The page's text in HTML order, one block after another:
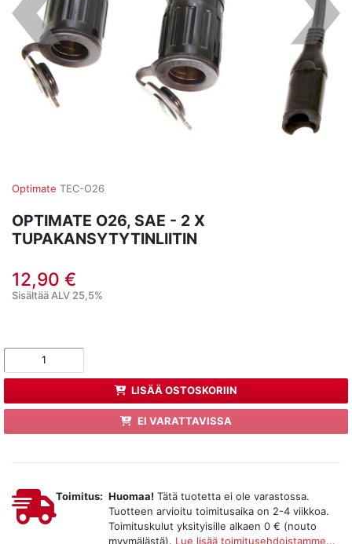
Optimate TEC-O26
OPTIMATE O26, SAE - 2 X
TUPAKANSYTYTINLIITIN
12,90 €
Sisältää ALV 25,5%
LISÄÄ OSTOSKORIIN
EI VARATTAVISSA
Toimitus: Huomaa! Tätä tuotetta ei ole varastossa.
Tuotteen arvioitu toimitusaika on 2-4 viikkoa.
Toimituskulut yksityisille alkaen 0 € (nouto
myymälästä). Lue lisää toimitusehdoistamme...